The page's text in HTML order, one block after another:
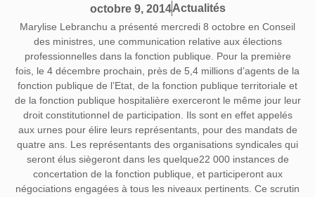
octobre 9, 2014Actualités
Marylise Lebranchu a présenté mercredi 8 octobre en Conseil
des ministres, une communication relative aux élections
professionnelles dans la fonction publique. Pour la première
fois, le 4 décembre prochain, près de 5,4 millions d’agents de la
fonction publique de l’Etat, de la fonction publique territoriale et
de la fonction publique hospitalière exerceront le même jour leur
droit constitutionnel de participation. Ils sont en effet appelés
aux urnes pour élire leurs représentants, pour des mandats de
quatre ans. Les représentants des organisations syndicales qui
seront élus siègeront dans les quelque22 000 instances de
concertation de la fonction publique, et participeront aux
négociations engagées à tous les niveaux pertinents. Ce scrutin